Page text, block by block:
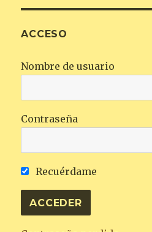
ACCESO
Nombre de usuario
Contraseña
Recuérdame